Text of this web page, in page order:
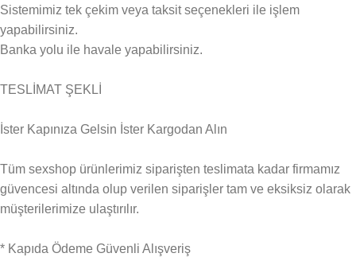
Sistemimiz tek çekim veya taksit seçenekleri ile işlem
yapabilirsiniz.
Banka yolu ile havale yapabilirsiniz.
TESLİMAT ŞEKLİ
İster Kapınıza Gelsin İster Kargodan Alın
Tüm sexshop ürünlerimiz siparişten teslimata kadar firmamız
güvencesi altında olup verilen siparişler tam ve eksiksiz olarak
müşterilerimize ulaştırılır.
* Kapıda Ödeme Güvenli Alışveriş